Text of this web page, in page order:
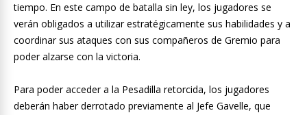
tiempo. En este campo de batalla sin ley, los jugadores se
verán obligados a utilizar estratégicamente sus habilidades y a
coordinar sus ataques con sus compañeros de Gremio para
poder alzarse con la victoria.
Para poder acceder a la Pesadilla retorcida, los jugadores
deberán haber derrotado previamente al Jefe Gavelle, que